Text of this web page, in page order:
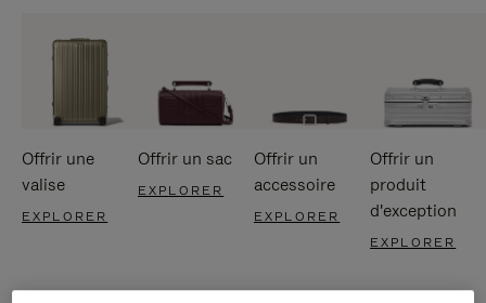
Offrir une
valise
EXPLORER
Offrir un sac
EXPLORER
Offrir un
accessoire
EXPLORER
Offrir un
produit
d'exception
EXPLORER